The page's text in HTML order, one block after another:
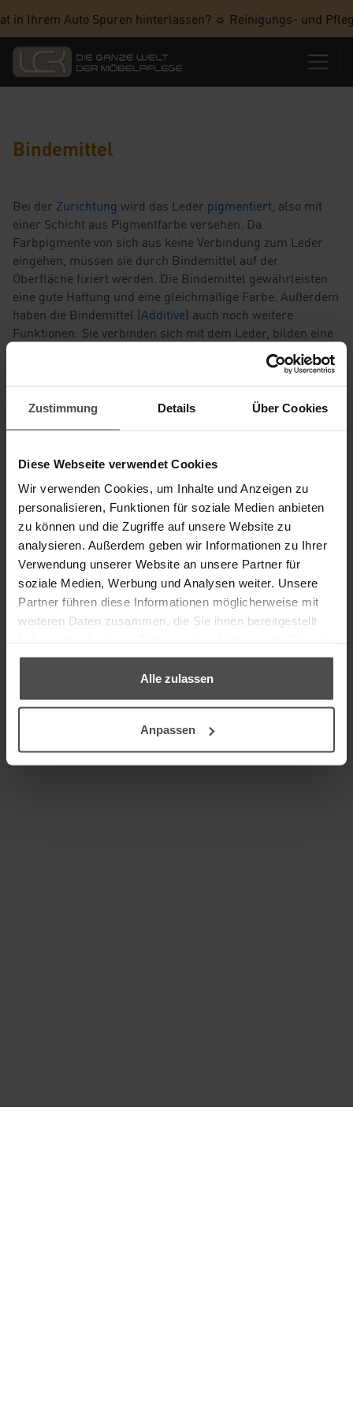
Zustimmung Details Über Cookies
Diese Webseite verwendet Cookies
Wir verwenden Cookies, um Inhalte und Anzeigen zu
personalisieren, Funktionen für soziale Medien anbieten
zu können und die Zugriffe auf unsere Website zu
analysieren. Außerdem geben wir Informationen zu Ihrer
Verwendung unserer Website an unsere Partner für
soziale Medien, Werbung und Analysen weiter. Unsere
Partner führen diese Informationen möglicherweise mit
weiteren Daten zusammen, die Sie ihnen bereitgestellt
gesammelt haben.
Alle zulassen
Anpassen
in Ihrem Auto Spuren hinterlassen? ☼ Reinigungs- und
Bindemittel
Bei der Zurichtung wird das Leder pigmentiert , also mit
einer Schicht aus Pigmentfarbe versehen. Da
Farbpigmente von sich aus keine Verbindung zum Leder
eingehen, müssen sie durch Bindemittel auf der
Oberfläche fixiert werden. Die Bindemittel gewährleisten
eine gute Haftung und eine gleichmäßige Farbe. Außerdem
haben die Bindemittel (Additive) auch noch weitere
Funktionen: Sie verbinden sich mit dem Leder, bilden eine
unempfindlicher gegen Flecken und Sonneneinstrahlung.
Acryl-Bindemittel sind weit verbreitet, da sie
widerstandsfähig gegen mechanische
Beanspruchung sind.
Polyurethan (PU)-Bindemittel werden oft in der
industriellen Zurichtung und für hochwertige
Reparaturen verwendet, da sie flexibel und
strapazierfähig sind und eine sehr hohe
Abriebfestigkeit und einen angenehmen Griff bieten.
Proteinbasierte Bindemittel wie Casein oder
eiweißhaltige Leime (z. B. Körnerhautleim) sind die
erste Wahl für hochglänzende Oberflächen. Sie sind
dem das Leder durch mechanische Reibung einen
tiefen Glanz erhält.
werden in Kombination mit anderen Hilfsstoffen als
Bindemittel eingesetzt.